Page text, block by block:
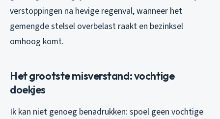
verstoppingen na hevige regenval, wanneer het
gemengde stelsel overbelast raakt en bezinksel
omhoog komt.
Het grootste misverstand: vochtige
doekjes
Ik kan niet genoeg benadrukken: spoel geen vochtige